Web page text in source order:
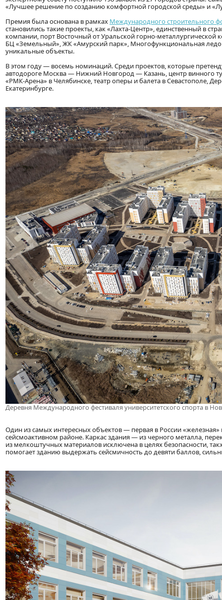
«Лучшее решение по созданию комфортной городской среды» и
Премия была основана в рамках Международного строительного
становились такие проекты, как «Лахта-Центр», единственный в
компании, порт Восточный от Уральской горно-
БЦ «Земельный», ЖК «Амурский парк», Многофункциональная
уникальные объекты.
В этом году — восемь номинаций. Среди проектов, которые
автодороге Москва — Нижний Новгород — Казань, центр винного
«РМК-Арена» в Челябинске, театр оперы и балета в Севастополе,
Екатеринбурге.
Деревня Международного фестиваля университетского спорта в
Один из самых интересных объектов — первая в России
сейсмоактивном районе. Каркас здания — из черного металла,
из мелкоштучных материалов исключена в целях безопасности,
помогает зданию выдержать сейсмичность до девяти баллов,